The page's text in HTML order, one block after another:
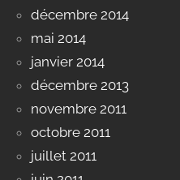
décembre 2014
mai 2014
janvier 2014
décembre 2013
novembre 2011
octobre 2011
juillet 2011